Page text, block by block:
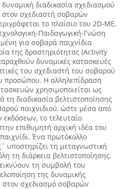
διαδικασία σχεδιασμού
σχεδιαστή σοβαρών
το πλαίσιο του 2D-ME,
Παιδαγωγική-Γνώση
για σοβαρά παιχνίδια
της δραστηριότητας (Activity
δυναμικές κατασκευές
του σχεδιαστή του σοβαρού
προσώπου. Η αλληλεπίδραση
χρησιμοποιείται ως
διαδικασία βελτιστοποίησης
παιχνιδιού, ώστε μέσα από
το τελευταίο
επιθυμητή αρχική ιδέα του
Ένα πρωτόκολλο
υποστηρίζει τη μεταγνωστική
τη διάρκεια βελτιστοποίησης.
τη συμβολή του
της δυναμικής
σχεδιασμό σοβαρών